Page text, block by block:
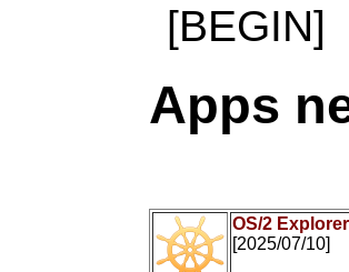
[BEGIN]
Apps
OS/2
[2025/07/10]